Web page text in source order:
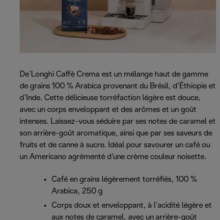
De’Longhi Caffè Crema est un mélange haut de gamme
de grains 100 % Arabica provenant du Brésil, d’Éthiopie et
d’Inde. Cette délicieuse torréfaction légère est douce,
avec un corps enveloppant et des arômes et un goût
intenses. Laissez-vous séduire par ses notes de caramel et
son arrière-goût aromatique, ainsi que par ses saveurs de
fruits et de canne à sucre. Idéal pour savourer un café ou
un Americano agrémenté d’une crème couleur noisette.
Café en grains légèrement torréfiés, 100 %
Arabica, 250 g
Corps doux et enveloppant, à l’acidité légère et
aux notes de caramel, avec un arrière-goût